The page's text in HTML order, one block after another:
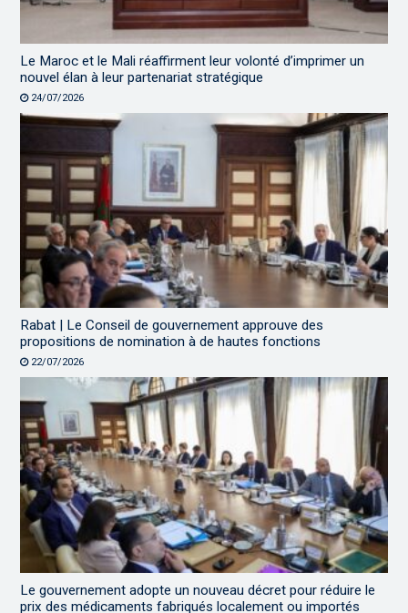
Le Maroc et le Mali réaffirment leur volonté d’imprimer un
nouvel élan à leur partenariat stratégique
24/07/2026
Rabat | Le Conseil de gouvernement approuve des
propositions de nomination à de hautes fonctions
22/07/2026
Le gouvernement adopte un nouveau décret pour réduire le
prix des médicaments fabriqués localement ou importés